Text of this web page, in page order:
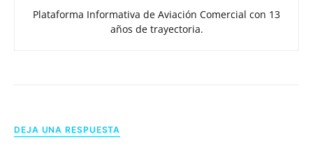
Plataforma Informativa de Aviación Comercial con 13
años de trayectoria.
DEJA UNA RESPUESTA